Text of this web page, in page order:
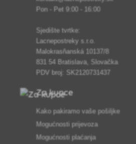
Pon - Pet 9:00 - 16:00
Sjedište tvrtke:
Lacnepostreky s.r.o.
Malokrasňanská 10137/8
831 54 Bratislava, Slovačka
PDV broj: SK2120731437
Za kupce
Kako pakiramo vaše pošiljke
Mogućnosti prijevoza
Mogućnosti plaćanja